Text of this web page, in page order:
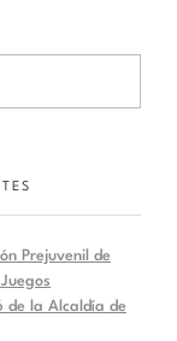
Prejuvenil de
de la Alcaldía de